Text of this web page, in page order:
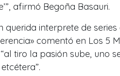
afirmó Begoña Basauri.
querida interprete de
comentó en Los 5
tiro la pasión sube, uno